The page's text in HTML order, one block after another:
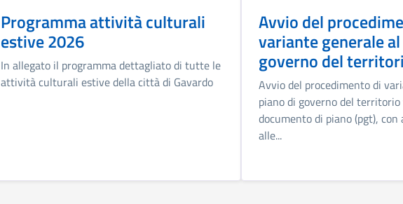
Programma attività culturali
estive 2026
In allegato il programma dettagliato di tutte le
attività culturali estive della città di Gavardo
Avvio del
variante generale
governo del
Avvio del procedimento di
piano di governo del
documento di piano (pgt), con
alle...